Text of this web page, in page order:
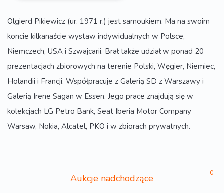
Olgierd Pikiewicz (ur. 1971 r.) jest samoukiem. Ma na swoim
koncie kilkanaście wystaw indywidualnych w Polsce,
Niemczech, USA i Szwajcarii. Brał także udział w ponad 20
prezentacjach zbiorowych na terenie Polski, Węgier, Niemiec,
Holandii i Francji. Współpracuje z Galerią SD z Warszawy i
Galerią Irene Sagan w Essen. Jego prace znajdują się w
kolekcjach LG Petro Bank, Seat Iberia Motor Company
Warsaw, Nokia, Alcatel, PKO i w zbiorach prywatnych.
Aukcje nadchodzące 0